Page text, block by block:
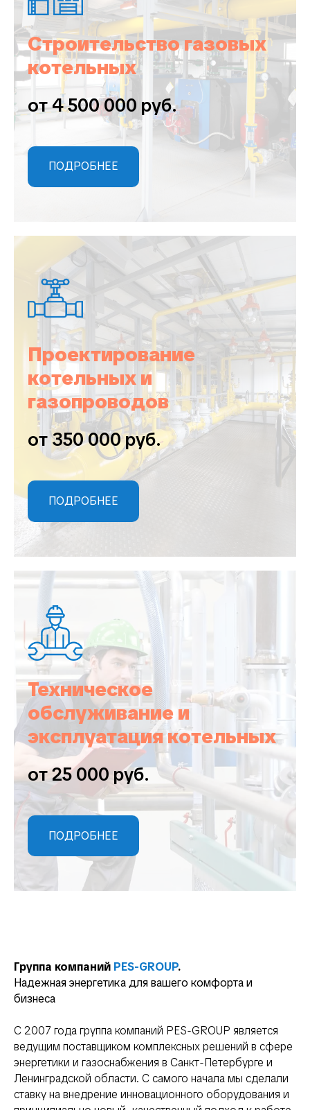
Строительство газовых
котельных
от 4 500 000 руб.
ПОДРОБНЕЕ
Проектирование
котельных и
газопроводов
от 350 000 руб.
ПОДРОБНЕЕ
Техническое
обслуживание и
эксплуатация котельных
от 25 000 руб.
ПОДРОБНЕЕ
Группа компаний PES-GROUP.
Надежная энергетика для вашего комфорта и
бизнеса
С 2007 года группа компаний PES-GROUP является
ведущим поставщиком комплексных решений в сфере
энергетики и газоснабжения в Санкт-Петербурге и
Ленинградской области. С самого начала мы сделали
ставку на внедрение инновационного оборудования и